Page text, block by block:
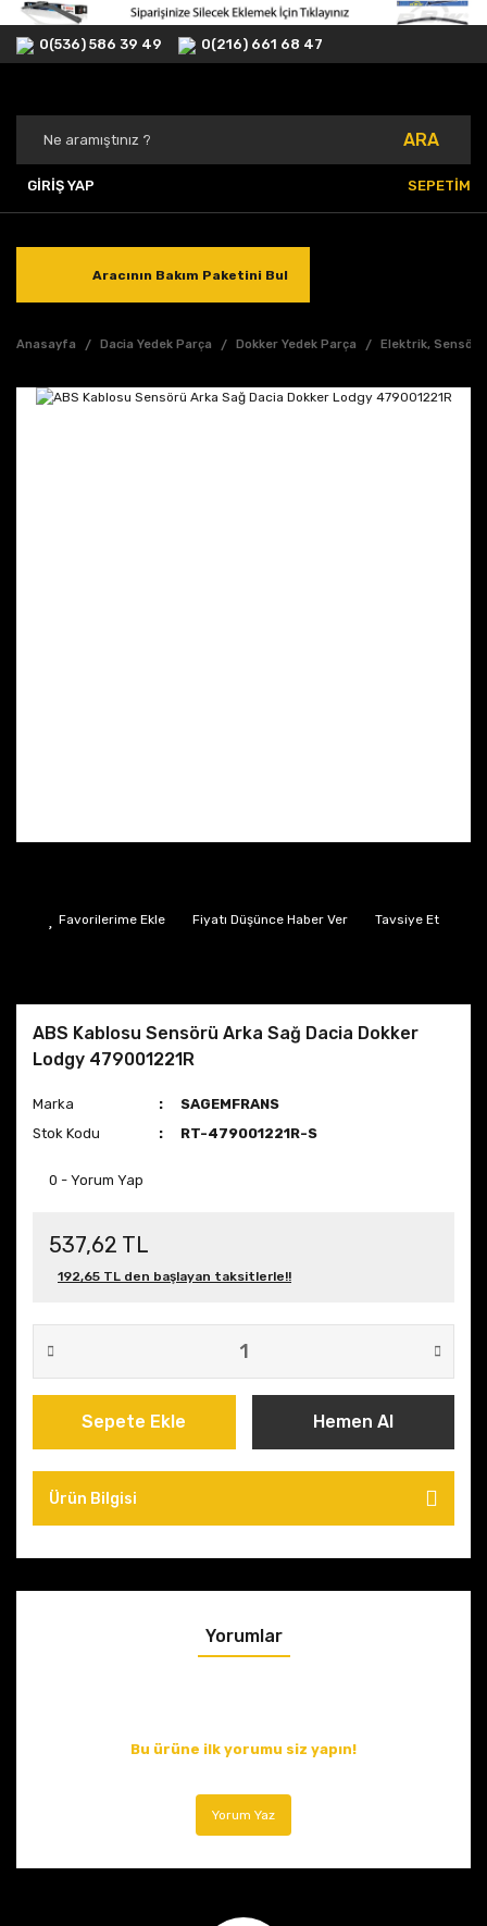
0(536) 586 39 49 0(216) 661 68 47
ARA
GİRİŞ YAP SEPETİM
Aracının Bakım Paketini Bul
Anasayfa Dacia Yedek Parça Dokker Yedek Parça Elektrik, Sensör,
Fiyatı Düşünce Haber Ver Tavsiye Et
ABS Kablosu Sensörü Arka Sağ Dacia Dokker
Lodgy 479001221R
Marka
SAGEMFRANS
Stok Kodu
RT-479001221R-S
0 - Yorum Yap
537,62 TL
192,65 TL den başlayan taksitlerle!!
Sepete Ekle Hemen Al
Ürün Bilgisi
Yorumlar
Bu ürüne ilk yorumu siz yapın!
Yorum Yaz